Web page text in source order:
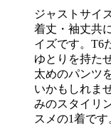
ジャストサイ
着丈・袖丈共
イズです。T6
ゆとりを持た
太めのパンツ
いかもしれま
みのスタイリ
スメの1着です